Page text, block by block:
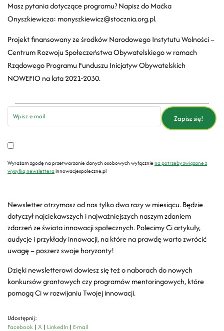
Masz pytania dotyczące programu? Napisz do Maćka
Onyszkiewicza: monyszkiewicz@stocznia.org.pl.
Projekt finansowany ze środków Narodowego Instytutu Wolności –
Centrum Rozwoju Społeczeństwa Obywatelskiego w ramach
Rządowego Programu Funduszu Inicjatyw Obywatelskich
NOWEFIO na lata 2021-2030.
email
Zapisz się!
Wyrażam zgodę na przetwarzanie danych osobowych wyłączniena potrzeby związane z
wysyłką newsletterainnowacjespoleczne.pl
Newsletter otrzymasz od nas tylko dwa razy w miesiącu. Będzie
dotyczył najciekawszych i najważniejszych naszym zdaniem
zdarzeń ze świata innowacji społecznych. Polecimy Ci artykuły,
audycje i przykłady innowacji, na które na prawdę warto zwrócić
uwagę – poszerz swoje horyzonty!
Dzięki newsletterowi dowiesz się też o naborach do nowych
konkursów grantowych czy programów mentoringowych, które
pomogą Ci w rozwijaniu Twojej innowacji.
Udostępnij:
Facebook | X | LinkedIn | E-mail